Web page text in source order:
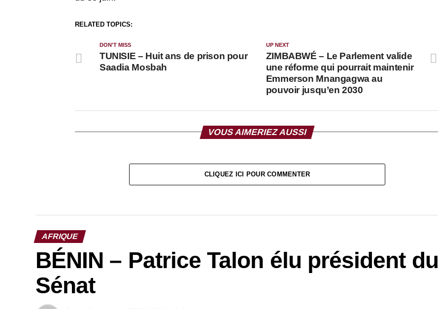
RELATED TOPICS:
UP NEXT
ZIMBABWÉ – Le Parlement valide
une réforme qui pourrait maintenir
Emmerson Mnangagwa au
pouvoir jusqu’en 2030
DON'T MISS
TUNISIE – Huit ans de prison pour
Saadia Mosbah
VOUS AIMERIEZ AUSSI
CLIQUEZ ICI POUR COMMENTER
AFRIQUE
BÉNIN – Patrice Talon élu président du
Sénat